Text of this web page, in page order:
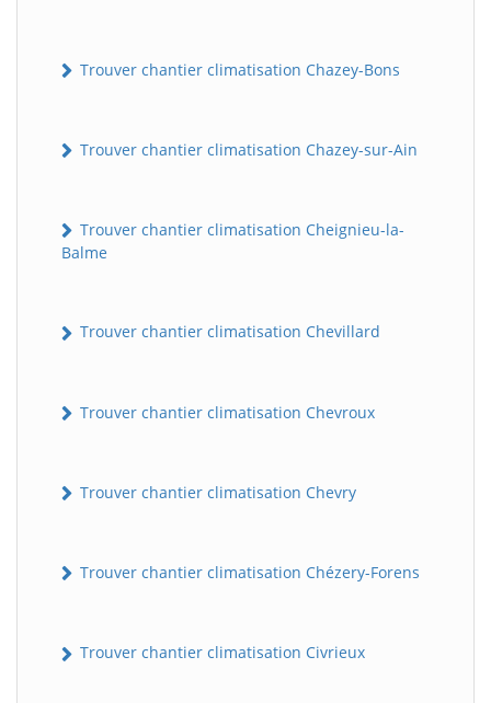
Trouver chantier climatisation Chazey-Bons
Trouver chantier climatisation Chazey-sur-Ain
Trouver chantier climatisation Cheignieu-la-
Balme
Trouver chantier climatisation Chevillard
Trouver chantier climatisation Chevroux
Trouver chantier climatisation Chevry
Trouver chantier climatisation Chézery-Forens
Trouver chantier climatisation Civrieux